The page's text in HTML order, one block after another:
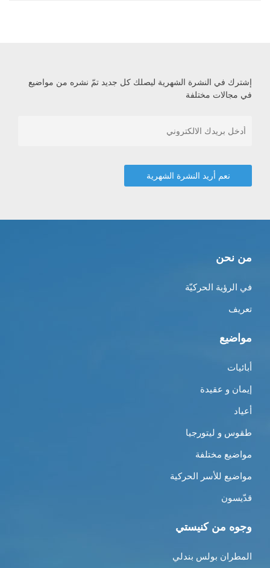
إشترك في النشرة الشهرية ليصلك كل جديد تمّ نشره من مواضيع
في مجالات مختلفة
من نحن
في الرؤية الحركيّة
تعريف
مواضيع
أبائيات
إيمان و عقيدة
أعياد
طقوس و ليتورجيا
مواضيع مختلفة
مواضيع للأسر الحركية
قدّيسون
وجوه من كنيستي
المطران بولس بندلي